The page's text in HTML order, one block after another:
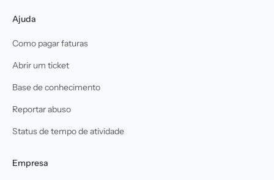
Ajuda
Como pagar faturas
Abrir um ticket
Base de conhecimento
Reportar abuso
Status de tempo de atividade
Empresa